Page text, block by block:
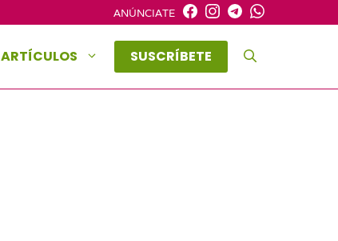
ANÚNCIATE
ARTÍCULOS SUSCRÍBETE